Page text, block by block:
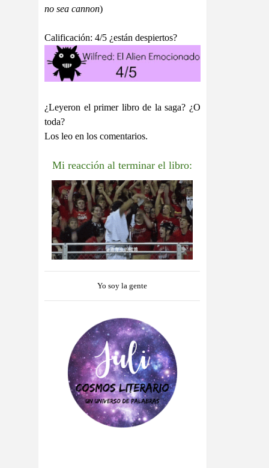
no sea cannon)
Calificación: 4/5 ¿están despiertos?
¿Leyeron el primer libro de la saga? ¿O
toda?
Los leo en los comentarios.
Mi reacción al terminar el libro:
Yo soy la gente